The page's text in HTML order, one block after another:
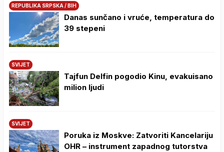
REPUBLIKA SRPSKA / BIH
Danas sunčano i vruće, temperatura do
39 stepeni
SVIJET
Tajfun Delfin pogodio Kinu, evakuisano
milion ljudi
SVIJET
Poruka iz Moskve: Zatvoriti Kancelariju
OHR – instrument zapadnog tutorstva